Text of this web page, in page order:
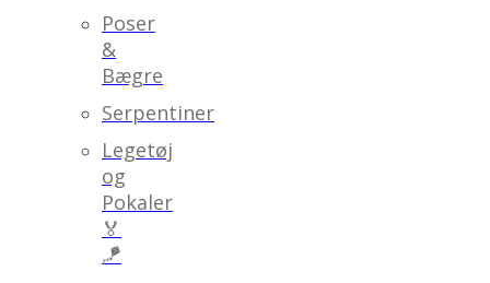
Poser
&
Bægre
Serpentiner
Legetøj
og
Pokaler
🏅
🪁